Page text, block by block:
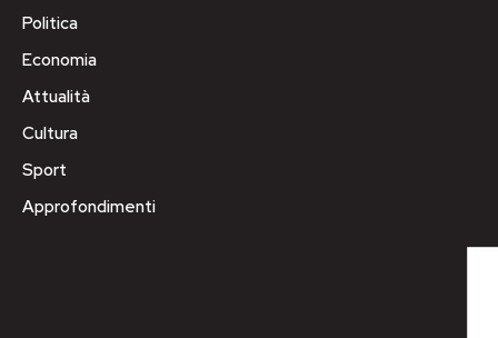
Politica
Economia
Attualità
Cultura
Sport
Approfondimenti